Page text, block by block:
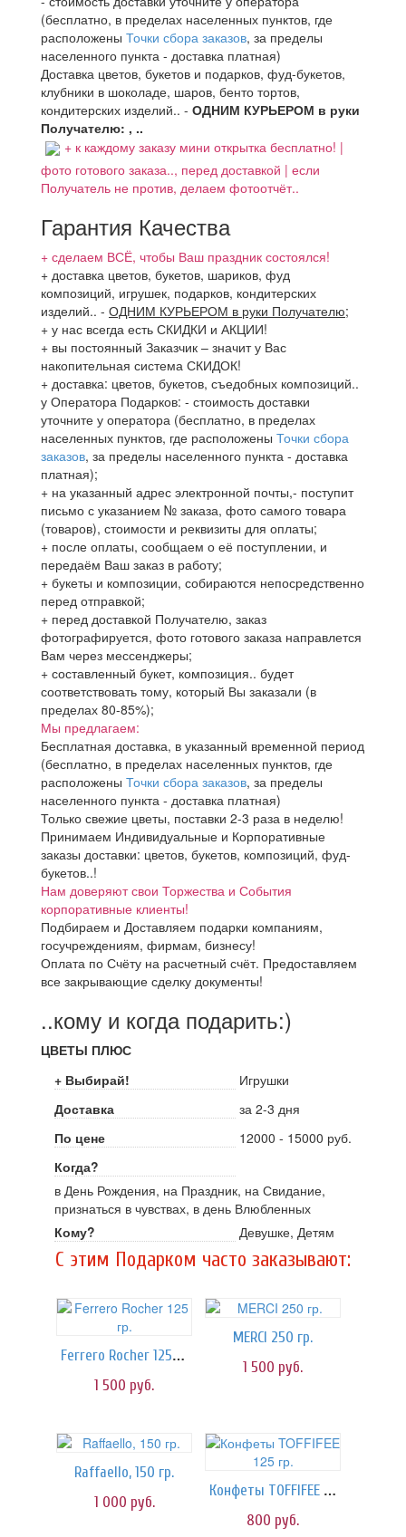
(бесплатно, в пределах населенных пунктов, где
расположены Точки сбора заказов, за пределы
населенного пункта - доставка платная)
Доставка цветов, букетов и подарков, фуд-букетов,
клубники в шоколаде, шаров, бенто тортов,
кондитерских изделий.. - ОДНИМ КУРЬЕРОМ в руки
Получателю: , ..
+ к каждому заказу мини открытка бесплатно! |
фото готового заказа.., перед доставкой | если
Получатель не против, делаем фотоотчёт..
Гарантия Качества
+ сделаем ВСЁ, чтобы Ваш праздник состоялся!
+ доставка цветов, букетов, шариков, фуд
композиций, игрушек, подарков, кондитерских
изделий.. - ОДНИМ КУРЬЕРОМ в руки Получателю;
+ у нас всегда есть СКИДКИ и АКЦИИ!
+ вы постоянный Заказчик – значит у Вас
накопительная система СКИДОК!
+ доставка: цветов, букетов, съедобных композиций..
у Оператора Подарков: - стоимость доставки
уточните у оператора (бесплатно, в пределах
населенных пунктов, где расположены Точки сбора
заказов, за пределы населенного пункта - доставка
платная);
+ на указанный адрес электронной почты,- поступит
письмо с указанием № заказа, фото самого товара
(товаров), стоимости и реквизиты для оплаты;
+ после оплаты, сообщаем о её поступлении, и
передаём Ваш заказ в работу;
+ букеты и композиции, собираются непосредственно
перед отправкой;
+ перед доставкой Получателю, заказ
фотографируется, фото готового заказа направлется
Вам через мессенджеры;
+ составленный букет, композиция.. будет
соответствовать тому, который Вы заказали (в
пределах 80-85%);
Мы предлагаем:
Бесплатная доставка, в указанный временной период
(бесплатно, в пределах населенных пунктов, где
расположены Точки сбора заказов, за пределы
населенного пункта - доставка платная)
Только свежие цветы, поставки 2-3 раза в неделю!
Принимаем Индивидуальные и Корпоративные
заказы доставки: цветов, букетов, композиций, фуд-
букетов..!
Нам доверяют свои Торжества и События
корпоративные клиенты!
Подбираем и Доставляем подарки компаниям,
госучреждениям, фирмам, бизнесу!
Оплата по Счёту на расчетный счёт. Предоставляем
все закрывающие сделку документы!
..кому и когда подарить:)
ЦВЕТЫ ПЛЮС
+ Выбирай!
Игрушки
Доставка
за 2-3 дня
По цене
12000 - 15000 руб.
Когда?
в День Рождения, на Праздник, на Свидание,
признаться в чувствах, в день Влюбленных
Кому?
Девушке, Детям
C этим Подарком часто заказывают:
Ferrero Rocher 125 гр.
1 500 руб.
MERCI 250 гр.
1 500 руб.
Raffaello, 150 гр.
1 000 руб.
Конфеты TOFFIFEE 125 гр.
800 руб.